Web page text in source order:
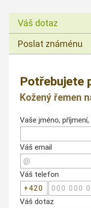
Váš dotaz
Poslat známénu
Potřebujete
Kožený řemen
Vaše jméno,
Váš email
Váš telefon
Váš dotaz